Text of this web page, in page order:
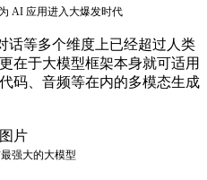
AI 应用进入大爆发时代
话等多个维度上已经超过人类
在于大模型框架本身就可适用
码、音频等在内的多模态生成
强大的大模型